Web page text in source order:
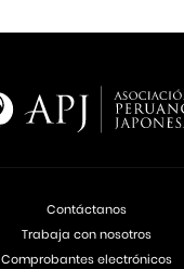
Contáctanos
Trabaja con nosotros
Comprobantes electrónicos